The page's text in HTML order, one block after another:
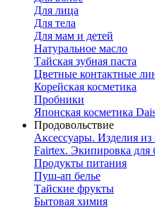
Для лица
Для тела
Для мам и детей
Натуральное масло
Тайская зубная паста
Цветные контактные
Корейская косметика
Пробники
Японская косметика
Продовольствие
Аксессуары. Изделия из
Fairtex. Экипировка для
Продукты питания
Пуш-ап белье
Тайские фрукты
Бытовая химия